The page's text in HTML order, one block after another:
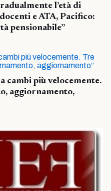
l’età di
e ATA, Pacifico:
pensionabile”
cambi più velocemente.
aggiornamento,